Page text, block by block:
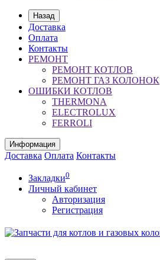
Назад
Доставка
Оплата
Контакты
РЕМОНТ
РЕМОНТ КОТЛОВ
РЕМОНТ ГАЗ КОЛОНОК
ОШИБКИ КОТЛОВ
THERMONA
ELECTROLUX
FERROLI
Информация
Доставка Оплата Контакты
Закладки0
Личный кабинет
Авторизация
Регистрация